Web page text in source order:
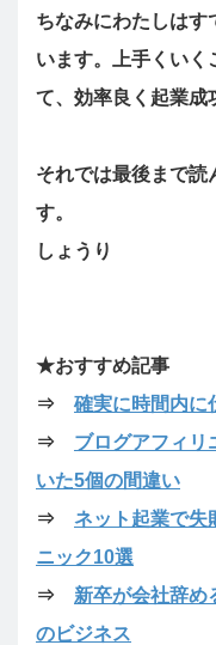
ちなみにわたしはす
います。上手くいく
て、 効率良く起業成
それでは最後まで読
す。
しょうり
★おすすめ記事
⇒ 確実に時間内に
⇒ ブログアフィリ
いた5個の間違い
⇒ ネット起業で失
ニック10選
⇒ 新卒が会社辞め
のビジネス